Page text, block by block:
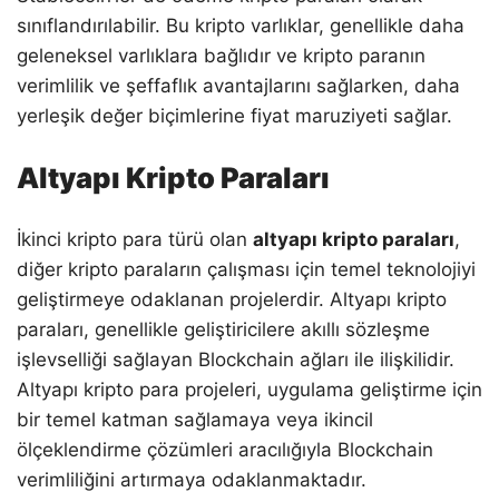
sınıflandırılabilir. Bu kripto varlıklar, genellikle daha
geleneksel varlıklara bağlıdır ve kripto paranın
verimlilik ve şeffaflık avantajlarını sağlarken, daha
yerleşik değer biçimlerine fiyat maruziyeti sağlar.
Altyapı Kripto Paraları
İkinci kripto para türü olan altyapı kripto paraları,
diğer kripto paraların çalışması için temel teknolojiyi
geliştirmeye odaklanan projelerdir. Altyapı kripto
paraları, genellikle geliştiricilere akıllı sözleşme
işlevselliği sağlayan Blockchain ağları ile ilişkilidir.
Altyapı kripto para projeleri, uygulama geliştirme için
bir temel katman sağlamaya veya ikincil
ölçeklendirme çözümleri aracılığıyla Blockchain
verimliliğini artırmaya odaklanmaktadır.